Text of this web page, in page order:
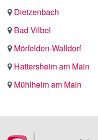
Dietzenbach
Bad Vilbel
Mörfelden-Walldorf
Hattersheim am Main
Mühlheim am Main